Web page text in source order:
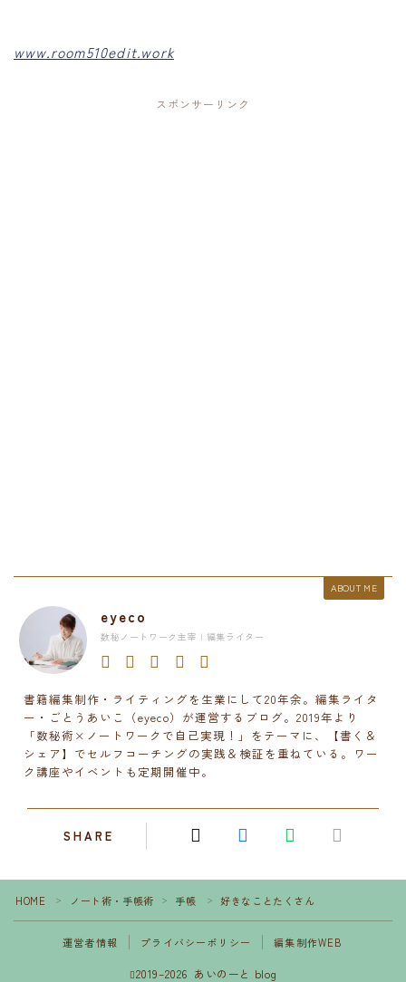
www.room510edit.work
スポンサーリンク
ABOUT ME
eyeco
数秘ノートワーク主宰 | 編集ライター
書籍編集制作・ライティングを生業にして20年余。編集ライタ
ー・ごとうあいこ（eyeco）が運営するブログ。2019年より
「数秘術×ノートワークで自己実現！」をテーマに、【書く＆
シェア】でセルフコーチングの実践＆検証を重ねている。ワー
ク講座やイベントも定期開催中。
SHARE
HOME ＞ ノート術・手帳術 ＞ 手帳 ＞ 好きなことたくさん
運営者情報 プライバシーポリシー 編集制作WEB
2019–2026 あいのーと blog